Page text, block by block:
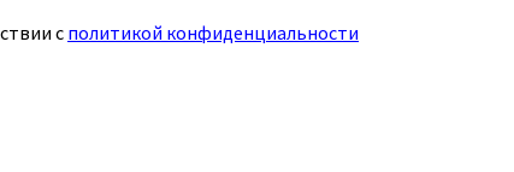
сполитикой конфиденциальности